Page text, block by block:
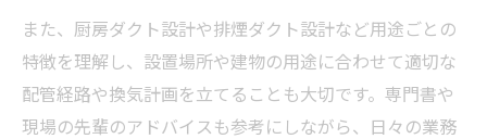
また、厨房ダクト設計や排煙ダクト設計など用途ごとの
特徴を理解し、設置場所や建物の用途に合わせて適切な
配管経路や換気計画を立てることも大切です。専門書や
現場の先輩のアドバイスも参考にしながら、日々の業務